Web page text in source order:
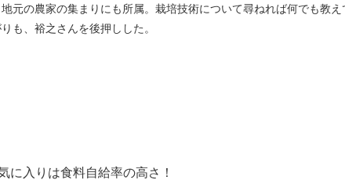
元の農家の集まりにも所属。栽培技術について尋ねれば何でも教
も、裕之さんを後押しした。
に入りは食料自給率の高さ！